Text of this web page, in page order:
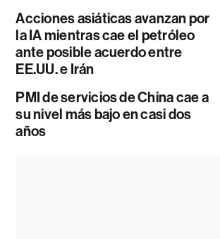
Acciones asiáticas avanzan por
la IA mientras cae el petróleo
ante posible acuerdo entre
EE.UU. e Irán
PMI de servicios de China cae a
su nivel más bajo en casi dos
años